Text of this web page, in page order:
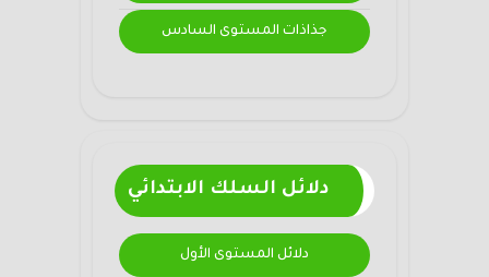
جذاذات المستوى السادس
دلائل السلك الابتدائي
دلائل المستوى الأول